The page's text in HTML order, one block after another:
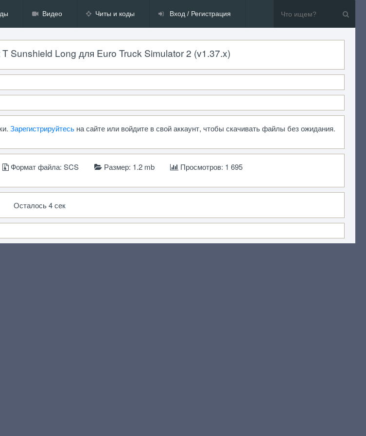
Видео Читы и коды Вход / Регистрация
Sunshield Long для Euro Truck Simulator 2 (v1.37.x)
Зарегистрируйтесьна сайте или войдите в свой аккаунт, чтобы скачивать файлы без ожидания.
Формат файла: SCS Размер: 1.2 mb Просмотров: 1 695
Осталось 4 сек